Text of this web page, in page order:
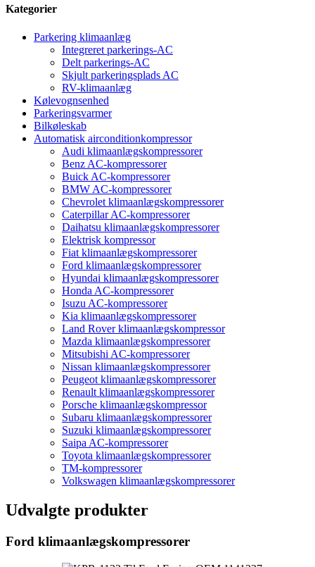
Kategorier
Parkering klimaanlæg
Integreret parkerings-AC
Delt parkerings-AC
Skjult parkeringsplads AC
RV-klimaanlæg
Kølevognsenhed
Parkeringsvarmer
Bilkøleskab
Automatisk airconditionkompressor
Audi klimaanlægskompressorer
Benz AC-kompressorer
Buick AC-kompressorer
BMW AC-kompressorer
Chevrolet klimaanlægskompressorer
Caterpillar AC-kompressorer
Daihatsu klimaanlægskompressorer
Elektrisk kompressor
Fiat klimaanlægskompressorer
Ford klimaanlægskompressorer
Hyundai klimaanlægskompressorer
Honda AC-kompressorer
Isuzu AC-kompressorer
Kia klimaanlægskompressorer
Land Rover klimaanlægskompressor
Mazda klimaanlægskompressorer
Mitsubishi AC-kompressorer
Nissan klimaanlægskompressorer
Peugeot klimaanlægskompressorer
Renault klimaanlægskompressorer
Porsche klimaanlægskompressor
Subaru klimaanlægskompressorer
Suzuki klimaanlægskompressorer
Saipa AC-kompressorer
Toyota klimaanlægskompressorer
TM-kompressorer
Volkswagen klimaanlægskompressorer
Udvalgte produkter
Ford klimaanlægskompressorer